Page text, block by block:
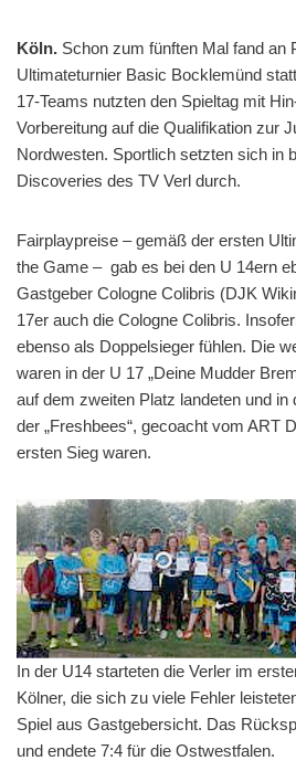
Köln. Schon zum fünften Mal fand an
Ultimateturnier Basic Bocklemünd
17-Teams nutzten den Spieltag mit
Vorbereitung auf die Qualifikation zur
Nordwesten. Sportlich setzten sich in
Discoveries des TV Verl durch.
Fairplaypreise – gemäß der ersten
the Game – gab es bei den U 14ern
Gastgeber Cologne Colibris (DJK
17er auch die Cologne Colibris.
ebenso als Doppelsieger fühlen. Die
waren in der U 17 „Deine Mudder
auf dem zweiten Platz landeten und in
der „Freshbees“, gecoacht vom ART
ersten Sieg waren.
In der U14 starteten die Verler im
Kölner, die sich zu viele Fehler
Spiel aus Gastgebersicht. Das
und endete 7:4 für die Ostwestfalen.